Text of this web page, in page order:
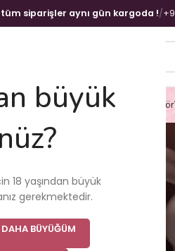
büyük
18 yaşından büyük
gerekmektedir.
BÜYÜĞÜM
tüm siparişler aynı gün kargoda !/
Fantezi & Fetiş ÜrünüVajina & Mastürbatör